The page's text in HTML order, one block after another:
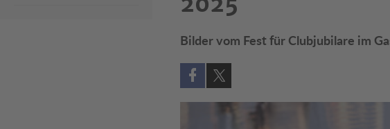
Bilder vom Fest für Clubjubilare im
Auf Facebook teilen (öffnet in neuem
Auf X teilen (öffnet in neuem